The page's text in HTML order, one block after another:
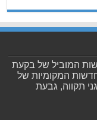
המוביל של בקעת
המקומיות של
גני תקווה, גבעת